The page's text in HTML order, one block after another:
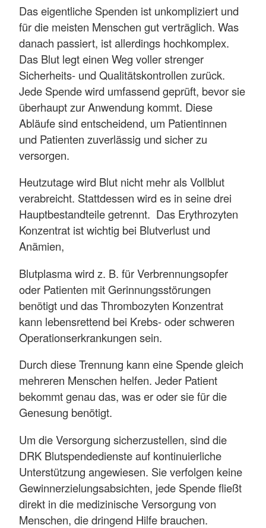
Das eigentliche Spenden ist unkompliziert und
für die meisten Menschen gut verträglich. Was
danach passiert, ist allerdings hochkomplex.
Das Blut legt einen Weg voller strenger
Sicherheits- und Qualitätskontrollen zurück.
Jede Spende wird umfassend geprüft, bevor sie
überhaupt zur Anwendung kommt. Diese
Abläufe sind entscheidend, um Patientinnen
und Patienten zuverlässig und sicher zu
versorgen.
Heutzutage wird Blut nicht mehr als Vollblut
verabreicht. Stattdessen wird es in seine drei
Hauptbestandteile getrennt. Das Erythrozyten
Konzentrat ist wichtig bei Blutverlust und
Anämien,
Blutplasma wird z. B. für Verbrennungsopfer
oder Patienten mit Gerinnungsstörungen
benötigt und das Thrombozyten Konzentrat
kann lebensrettend bei Krebs- oder schweren
Operationserkrankungen sein.
Durch diese Trennung kann eine Spende gleich
mehreren Menschen helfen. Jeder Patient
bekommt genau das, was er oder sie für die
Genesung benötigt.
Um die Versorgung sicherzustellen, sind die
DRK Blutspendedienste auf kontinuierliche
Unterstützung angewiesen. Sie verfolgen keine
Gewinnerzielungsabsichten, jede Spende fließt
direkt in die medizinische Versorgung von
Menschen, die dringend Hilfe brauchen.